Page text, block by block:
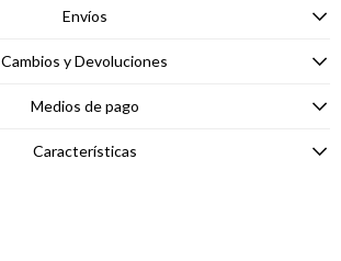
Envíos
Cambios y Devoluciones
Medios de pago
Características